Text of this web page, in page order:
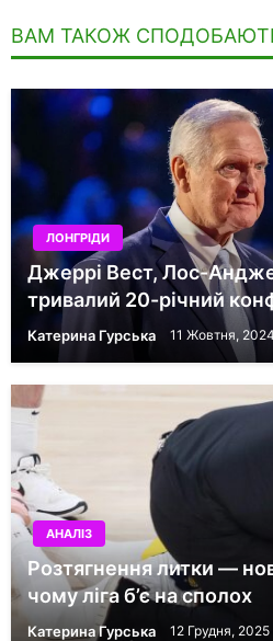
ВАМ ТАКОЖ
ЛОНГРІДИ
Джеррі Вест, Лос-
тривалий 20-річний
Катерина Гурська 11 Жовтня, 2024
АНАЛІЗ
Розтягнення литки —
чому ліга б’є на сполох
Катерина Гурська 12 Грудня, 2025